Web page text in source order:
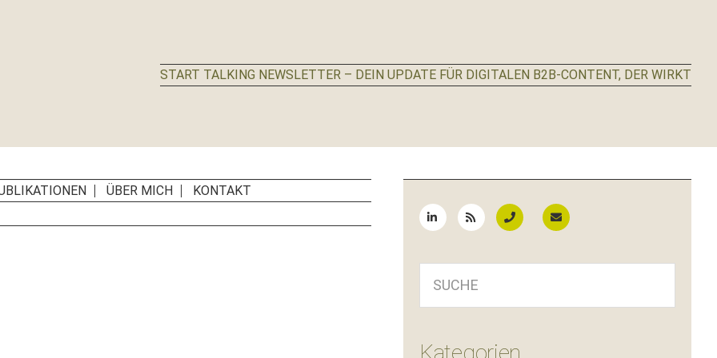
START TALKING NEWSLETTER – DEIN UPDATE FÜR DIGITALEN B2B-CONTENT, DER WIRKT
ÜBER MICH
KONTAKT